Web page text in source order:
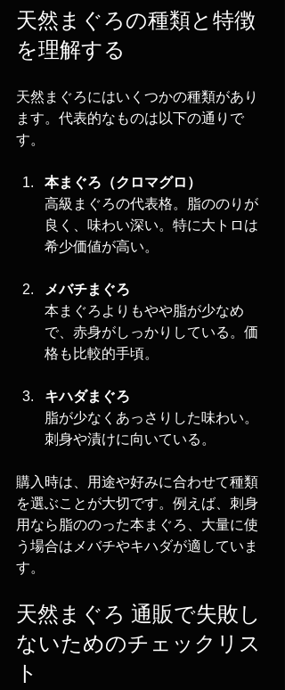
天然まぐろの種類と特徴
を理解する
天然まぐろにはいくつかの種類があり
ます。代表的なものは以下の通りで
す。
本まぐろ（クロマグロ）
高級まぐろの代表格。脂ののりが
良く、味わい深い。特に大トロは
希少価値が高い。
メバチまぐろ
本まぐろよりもやや脂が少なめ
で、赤身がしっかりしている。価
格も比較的手頃。
キハダまぐろ
脂が少なくあっさりした味わい。
刺身や漬けに向いている。
購入時は、用途や好みに合わせて種類
を選ぶことが大切です。例えば、刺身
用なら脂ののった本まぐろ、大量に使
う場合はメバチやキハダが適していま
す。
天然まぐろ 通販で失敗し
ないためのチェックリス
ト